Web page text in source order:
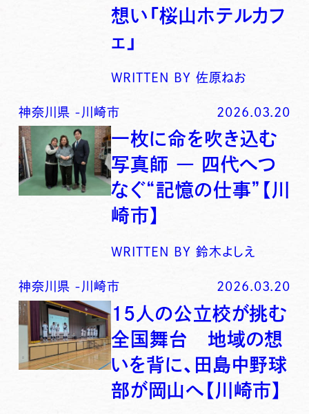
想い「桜山ホテルカフ
ェ」
WRITTEN BY 佐原ねお
神奈川県 - 川崎市 2026.03.20
一枚に命を吹き込む
写真師 ― 四代へつ
なぐ“記憶の仕事”【川
崎市】
WRITTEN BY 鈴木よしえ
神奈川県 - 川崎市 2026.03.20
15人の公立校が挑む
全国舞台 地域の想
いを背に、田島中野球
部が岡山へ【川崎市】